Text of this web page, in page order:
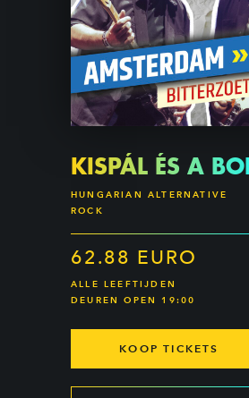
KISPÁL ÉS A
HUNGARIAN ALTERNATIVE
ROCK
62.88 EURO
ALLE LEEFTIJDEN
DEUREN OPEN 19:00
KOOP TICKETS